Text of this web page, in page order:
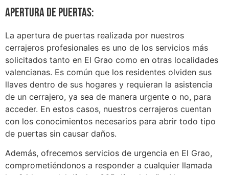
Apertura de puertas:
La apertura de puertas realizada por nuestros
cerrajeros profesionales es uno de los servicios más
solicitados tanto en El Grao como en otras localidades
valencianas. Es común que los residentes olviden sus
llaves dentro de sus hogares y requieran la asistencia
de un cerrajero, ya sea de manera urgente o no, para
acceder. En estos casos, nuestros cerrajeros cuentan
con los conocimientos necesarios para abrir todo tipo
de puertas sin causar daños.
Además, ofrecemos servicios de urgencia en El Grao,
comprometiéndonos a responder a cualquier llamada